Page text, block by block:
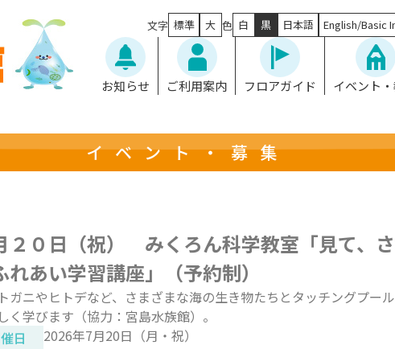
文字 標準 大 色 白 黒 日本語 English/Basic
お知らせ ご利用案内 フロアガイド イベント
イベント・募集
２０日（祝） みくろん科学教室「見て、
れあい学習講座」（予約制）
ガニやヒトデなど、さまざまな海の生き物たちとタッチングプー
く学びます（協力：宮島水族館）。
日
2026年7月20日（月・祝）